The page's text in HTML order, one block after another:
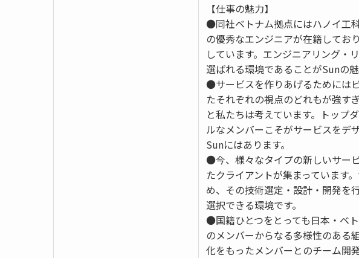
【仕事の魅力】
●同社ベトナム拠点にはハノイ工
の優秀なエンジニアが在籍してお
しています。エンジニアリング・
選ばれる環境であることがSunの魅
●サービスを作りあげるためには
たそれぞれの視点のどれもが強す
と私たちは考えています。トップ
ルなメンバーこそがサービスをデ
Sunにはあります。
●今、様々なタイプの新しいサー
たクライアントが集まっています
め、その技術選定・設計・開発を
選択できる環境です。
●国籍ひとつをとっても日本・ベ
のメンバーからなる多様性のある
化をもったメンバーとのチーム開